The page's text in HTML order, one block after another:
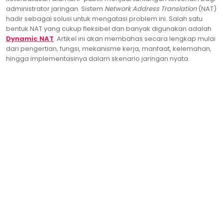
administrator jaringan. Sistem Network Address Translation(NAT)
hadir sebagai solusi untuk mengatasi problem ini. Salah satu
bentuk NAT yang cukup fleksibel dan banyak digunakan adalah
Dynamic NAT. Artikel ini akan membahas secara lengkap mulai
dari pengertian, fungsi, mekanisme kerja, manfaat, kelemahan,
hingga implementasinya dalam skenario jaringan nyata.